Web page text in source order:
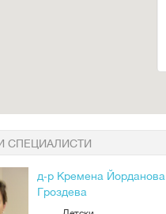
СПЕЦИАЛИСТИ
д-р Кремена Йорданова
Гроздева